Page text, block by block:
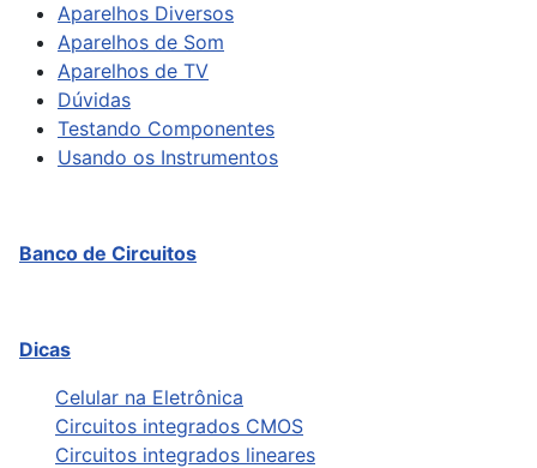
Aparelhos Diversos
Aparelhos de Som
Aparelhos de TV
Dúvidas
Testando Componentes
Usando os Instrumentos
Banco de Circuitos
Dicas
Celular na Eletrônica
Circuitos integrados CMOS
Circuitos integrados lineares